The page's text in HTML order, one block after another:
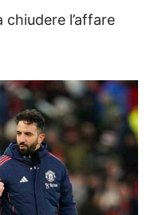
l’affare